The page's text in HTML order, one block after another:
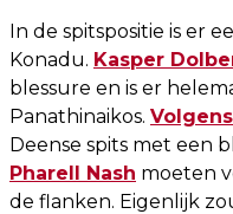
In de spitspositie is er
Konadu. Kasper
blessure en is er
Panathinaikos.
Deense spits met een
Pharell Nash moeten
de flanken. Eigenlijk